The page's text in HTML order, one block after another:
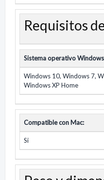
Requisitos
Sistema operativo
Windows 10, Windows 7,
Windows XP Home
Compatible con Mac:
Si